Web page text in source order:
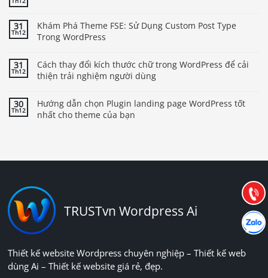
31
Th12
Khám Phá Theme FSE: Sử Dụng Custom Post Type
Trong WordPress
31
Th12
Cách thay đổi kích thước chữ trong WordPress để cải
thiện trải nghiệm người dùng
30
Th12
Hướng dẫn chọn Plugin landing page WordPress tốt
nhất cho theme của bạn
TRUSTvn Wordpress Ai
Thiết kế website Wordpress chuyên nghiệp – Thiết kế web
dùng Ai – Thiết kế website giá rẻ, đẹp.
Gọi
(028) 22.166.144
Chát
Hợp tác